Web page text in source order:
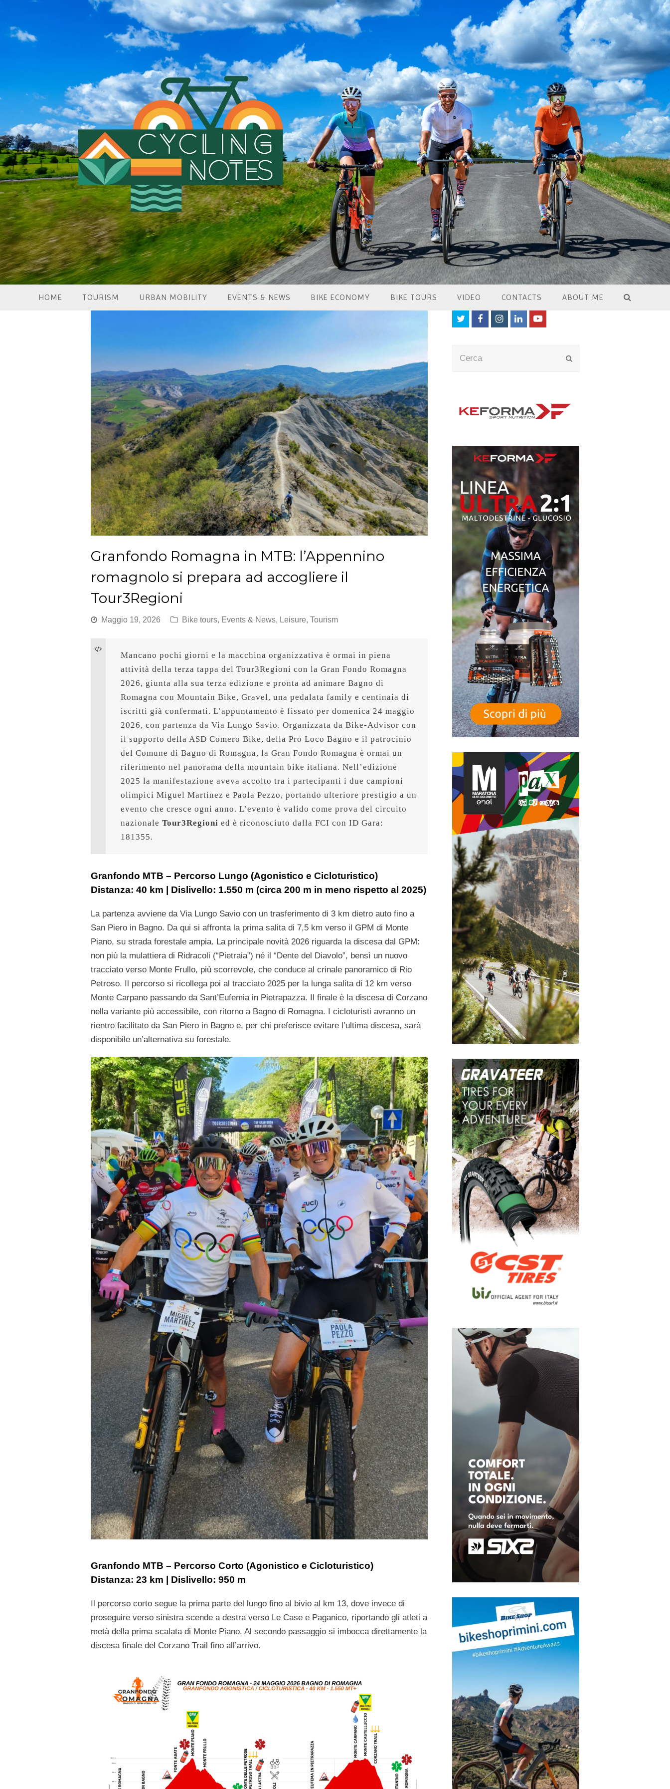
HOME TOURISM URBAN MOBILITY EVENTS & NEWS BIKE ECONOMY BIKE TOURS VIDEO CONTACTS ABOUT ME
Granfondo Romagna in MTB: l’Appennino
romagnolo si prepara ad accogliere il
Tour3Regioni
Maggio 19, 2026 Bike tours, Events & News, Leisure, Tourism
Mancano pochi giorni e la macchina organizzativa è ormai in piena
attività della terza tappa del Tour3Regioni con la Gran Fondo Romagna
2026, giunta alla sua terza edizione e pronta ad animare Bagno di
Romagna con Mountain Bike, Gravel, una pedalata family e centinaia di
iscritti già confermati. L’appuntamento è fissato per domenica 24 maggio
2026, con partenza da Via Lungo Savio. Organizzata da Bike-Advisor con
il supporto della ASD Comero Bike, della Pro Loco Bagno e il patrocinio
del Comune di Bagno di Romagna, la Gran Fondo Romagna è ormai un
riferimento nel panorama della mountain bike italiana. Nell’edizione
2025 la manifestazione aveva accolto tra i partecipanti i due campioni
olimpici Miguel Martinez e Paola Pezzo, portando ulteriore prestigio a un
evento che cresce ogni anno. L’evento è valido come prova del circuito
nazionale Tour3Regioni ed è riconosciuto dalla FCI con ID Gara:
181355.
Granfondo MTB – Percorso Lungo (Agonistico e Cicloturistico)
Distanza: 40 km | Dislivello: 1.550 m (circa 200 m in meno rispetto al 2025)
La partenza avviene da Via Lungo Savio con un trasferimento di 3 km dietro auto fino a
San Piero in Bagno. Da qui si affronta la prima salita di 7,5 km verso il GPM di Monte
Piano, su strada forestale ampia. La principale novità 2026 riguarda la discesa dal GPM:
non più la mulattiera di Ridracoli (“Pietraia”) né il “Dente del Diavolo”, bensì un nuovo
tracciato verso Monte Frullo, più scorrevole, che conduce al crinale panoramico di Rio
Petroso. Il percorso si ricollega poi al tracciato 2025 per la lunga salita di 12 km verso
Monte Carpano passando da Sant’Eufemia in Pietrapazza. Il finale è la discesa di Corzano
nella variante più accessibile, con ritorno a Bagno di Romagna. I cicloturisti avranno un
rientro facilitato da San Piero in Bagno e, per chi preferisce evitare l’ultima discesa, sarà
disponibile un’alternativa su forestale.
Granfondo MTB – Percorso Corto (Agonistico e Cicloturistico)
Distanza: 23 km | Dislivello: 950 m
Il percorso corto segue la prima parte del lungo fino al bivio al km 13, dove invece di
proseguire verso sinistra scende a destra verso Le Case e Paganico, riportando gli atleti a
metà della prima scalata di Monte Piano. Al secondo passaggio si imbocca direttamente la
discesa finale del Corzano Trail fino all’arrivo.
TwitterFacebookInstagram
LinkedInYoutube